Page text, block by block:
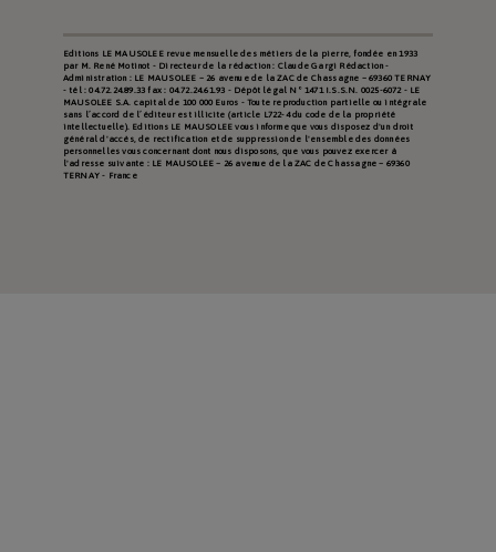
Editions LE MAUSOLEE revue mensuelle des métiers de la pierre, fondée en 1933
par M. René Motinot - Directeur de la rédaction : Claude Gargi Rédaction -
Administration : LE MAUSOLEE – 26 avenue de la ZAC de Chassagne – 69360 TERNAY
- tél : 04.72.24.89.33 fax : 04.72.24.61.93 - Dépôt légal N° 1471 I.S.S.N. 0025-6072 - LE
MAUSOLEE S.A. capital de 100 000 Euros - Toute reproduction partielle ou intégrale
sans l’accord de l’éditeur est illicite (article L722-4 du code de la propriété
intellectuelle). Editions LE MAUSOLEE vous informe que vous disposez d'un droit
général d'accès, de rectification et de suppression de l'ensemble des données
personnelles vous concernant dont nous disposons, que vous pouvez exercer à
l'adresse suivante : LE MAUSOLEE – 26 avenue de la ZAC de Chassagne – 69360
TERNAY - France